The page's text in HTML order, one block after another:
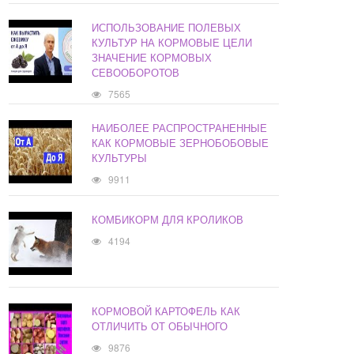
ИСПОЛЬЗОВАНИЕ ПОЛЕВЫХ
КУЛЬТУР НА КОРМОВЫЕ ЦЕЛИ
ЗНАЧЕНИЕ КОРМОВЫХ
СЕВООБОРОТОВ
7565
НАИБОЛЕЕ РАСПРОСТРАНЕННЫЕ
КАК КОРМОВЫЕ ЗЕРНОБОБОВЫЕ
КУЛЬТУРЫ
9911
КОМБИКОРМ ДЛЯ КРОЛИКОВ
4194
КОРМОВОЙ КАРТОФЕЛЬ КАК
ОТЛИЧИТЬ ОТ ОБЫЧНОГО
9876